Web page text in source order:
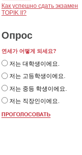
Как успешно сдать экзамен
TOPIK II?
Опрос
연세가 어떻게 되세요?
저는 대학생이에요.
저는 고등학생이에요.
저는 중등 학생이에요.
저는 직장인이에요.